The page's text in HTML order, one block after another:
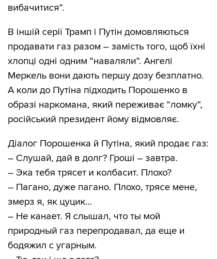
вибачитися”.
В іншій серії Трамп і Путін домовляються
продавати газ разом – замість того, щоб їхні
хлопці одні одним “наваляли”. Ангелі
Меркель вони дають першу дозу безплатно.
А коли до Путіна підходить Порошенко в
образі наркомана, який переживає “ломку”,
російський президент йому відмовляє.
Діалог Порошенка й Путіна, який продає газ:
– Слушай, дай в долг? Гроші – завтра.
– Эка тебя трясет и колбасит. Плохо?
– Пагано, дуже пагано. Плохо, трясе мене,
змерз я, як цуцик…
– Не канает. Я слышал, что ты мой
природный газ перепродавал, да еще и
бодяжил с угарным.